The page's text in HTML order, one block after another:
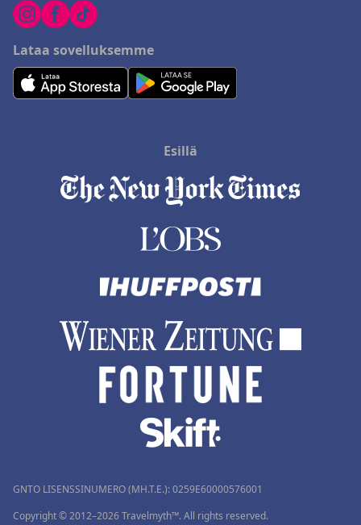
Lataa sovelluksemme
Esillä
GNTO LISENSSINUMERO (MH.T.E.): 0259Ε60000576001
Copyright © 2012–2026 Travelmyth™. All rights reserved.